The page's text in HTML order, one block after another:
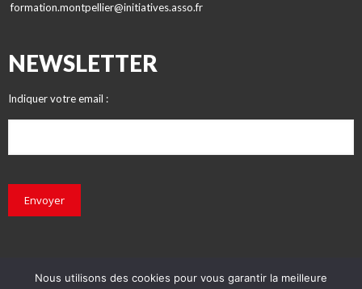
formation.montpellier@initiatives.asso.fr
NEWSLETTER
Indiquer votre email :
Envoyer
Nous utilisons des cookies pour vous garantir la meilleure